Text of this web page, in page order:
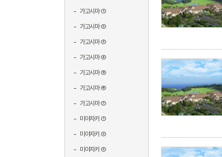
가고시마 ①
가고시마 ②
가고시마 ③
가고시마 ④
가고시마 ⑤
가고시마 ⑥
가고시마 ⑦
미야자키 ①
미야자키 ②
미야자키 ③